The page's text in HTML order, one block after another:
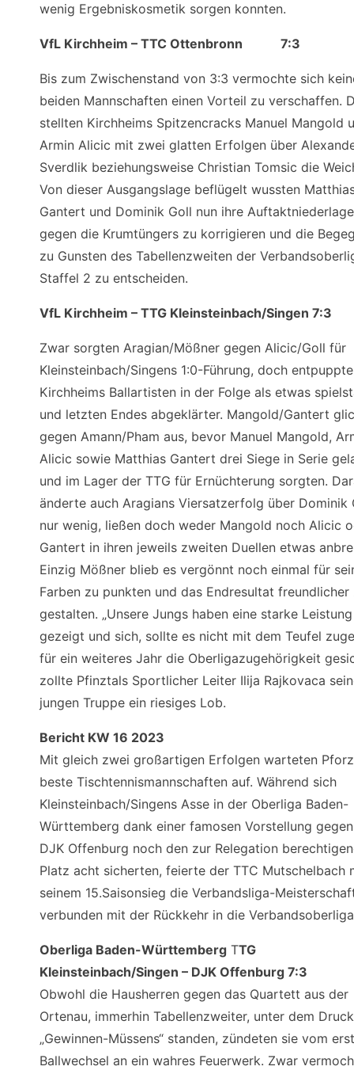
wenig Ergebniskosmetik sorgen konnten.
VfL Kirchheim – TTC Ottenbronn 7:3
Bis zum Zwischenstand von 3:3 vermochte sich
beiden Mannschaften einen Vorteil zu verschaffen.
stellten Kirchheims Spitzencracks Manuel Mangold
Armin Alicic mit zwei glatten Erfolgen über
Sverdlik beziehungsweise Christian Tomsic die
Von dieser Ausgangslage beflügelt wussten
Gantert und Dominik Goll nun ihre
gegen die Krumtüngers zu korrigieren und die
zu Gunsten des Tabellenzweiten der
Staffel 2 zu entscheiden.
VfL Kirchheim – TTG Kleinsteinbach/Singen 7:3
Zwar sorgten Aragian/Mößner gegen Alicic/Goll für
Kleinsteinbach/Singens 1:0-Führung, doch
Kirchheims Ballartisten in der Folge als etwas
und letzten Endes abgeklärter. Mangold/Gantert
gegen Amann/Pham aus, bevor Manuel Mangold,
Alicic sowie Matthias Gantert drei Siege in Serie
und im Lager der TTG für Ernüchterung sorgten.
änderte auch Aragians Viersatzerfolg über Dominik
nur wenig, ließen doch weder Mangold noch Alicic
Gantert in ihren jeweils zweiten Duellen etwas
Einzig Mößner blieb es vergönnt noch einmal für
Farben zu punkten und das Endresultat freundlicher
gestalten. „Unsere Jungs haben eine starke Leistung
gezeigt und sich, sollte es nicht mit dem Teufel
für ein weiteres Jahr die Oberligazugehörigkeit
zollte Pfinztals Sportlicher Leiter Ilija Rajkovaca
jungen Truppe ein riesiges Lob.
Bericht KW 16 2023
Mit gleich zwei großartigen Erfolgen warteten
beste Tischtennismannschaften auf. Während sich
Kleinsteinbach/Singens Asse in der Oberliga Baden-
Württemberg dank einer famosen Vorstellung
DJK Offenburg noch den zur Relegation
Platz acht sicherten, feierte der TTC Mutschelbach
seinem 15.Saisonsieg die Verbandsliga-
verbunden mit der Rückkehr in die
Oberliga Baden-Württemberg TTG
Kleinsteinbach/Singen – DJK Offenburg 7:3
Obwohl die Hausherren gegen das Quartett aus der
Ortenau, immerhin Tabellenzweiter, unter dem
„Gewinnen-Müssens“ standen, zündeten sie vom
Ballwechsel an ein wahres Feuerwerk. Zwar